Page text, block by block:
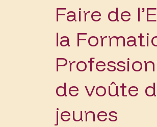
Faire de
la
de voûte
jeunes